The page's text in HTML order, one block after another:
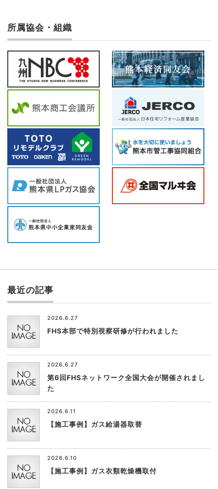
所属協会・組織
最近の記事
2026.6.27
FHS本部で特別視察研修が行われました
2026.6.27
第6回FHSネットワーク全国大会が開催されまし
た
2026.6.11
【施工事例】ガス給湯器取替
2026.6.10
【施工事例】ガス衣類乾燥機取付